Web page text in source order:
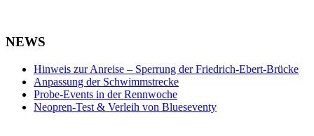
NEWS
Hinweis zur Anreise – Sperrung der Friedrich-Ebert-Brücke
Anpassung der Schwimmstrecke
Probe-Events in der Rennwoche
Neopren-Test & Verleih von Blueseventy